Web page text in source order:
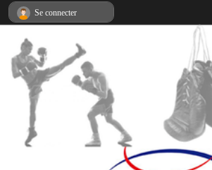
Se connecter
Panneau de gestion des cookies